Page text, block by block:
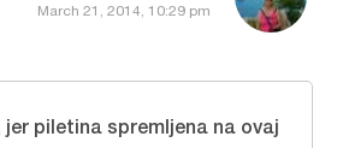
March 21, 2014, 10:29 pm
jer piletina spremljena na ovaj